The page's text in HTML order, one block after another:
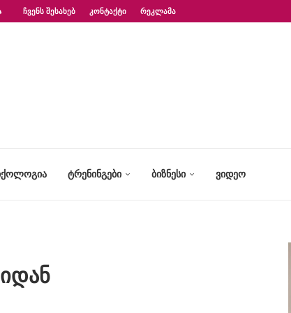
– ᲤᲡᲘᲥᲝᲚᲝᲒᲘᲡ...
ᲩᲕᲔᲜᲡ ᲨᲔᲡᲐᲮᲔᲑ ᲙᲝᲜᲢᲐᲥᲢᲘ ᲠᲔᲙᲚᲐᲛᲐ
ᲢᲠᲔᲜᲘᲜᲒᲔᲑᲘ ᲑᲘᲖᲜᲔᲡᲘ ᲕᲘᲓᲔᲝ